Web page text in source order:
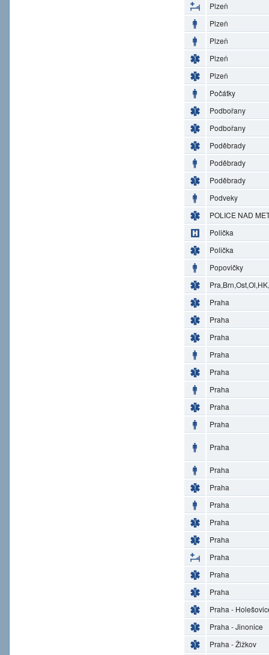
Plzeň
Plzeň
Plzeň
Plzeň
Plzeň
Počátky
Podbořany
Podbořany
Poděbrady
Poděbrady
Poděbrady
Podveky
POLICE NAD
Polička
Polička
Popovičky
Praha
Praha
Praha
Praha
Praha
Praha
Praha
Praha
Praha
Praha
Praha
Praha
Praha
Praha
Praha
Praha
Praha
Praha -
Praha - Jinonice
Praha - Žižkov